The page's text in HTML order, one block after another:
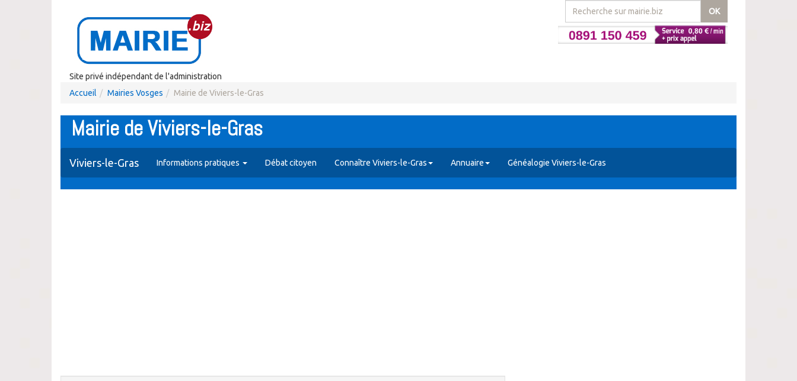
OK
Site privé indépendant de l'administration
Accueil
Mairies Vosges Mairie de Viviers-le-Gras
Mairie de Viviers-le-Gras
Viviers-le-Gras Informations pratiques Débat citoyen Connaître Viviers-le-Gras Annuaire Généalogie Viviers-le-Gras